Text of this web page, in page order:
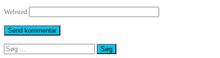
Websted
Søg